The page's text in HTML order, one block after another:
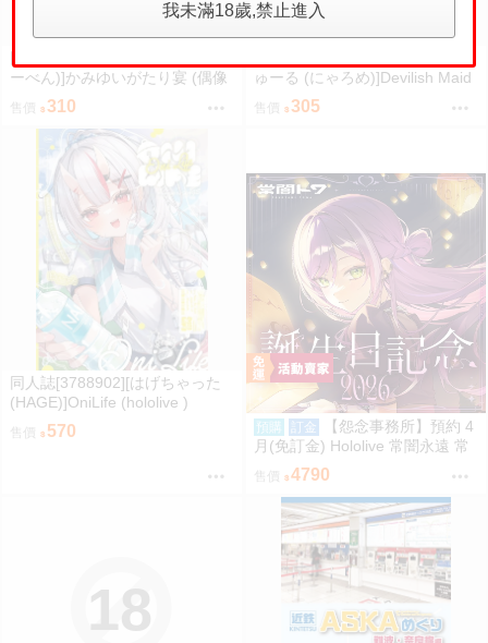
ーべん)]かみゆいがたり宴 (偶像
310
ゅーる (にゃろめ)]Devilish Maid
(hololive )
305
同人誌[3788902][はげちゃった
(HAGE)]OniLife (hololive )
售價 570 預購 訂金
【怨念事務所】預約 4
月(免訂金) Hololive 常闇永遠 常
闇トワ 2026誕生日記念 5款分售
0907
售價 4790
18
我未滿18歲,禁止進入